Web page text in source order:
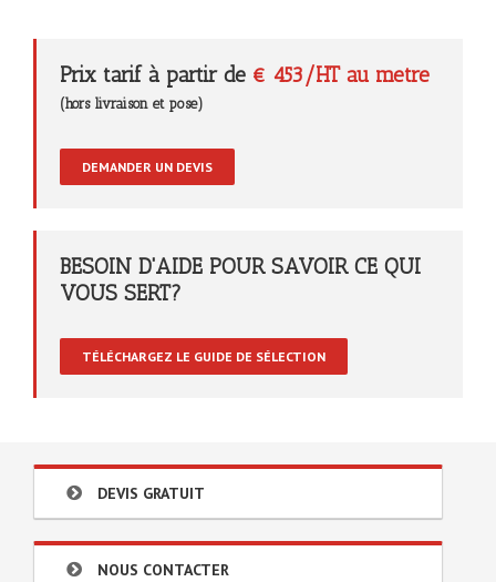
Prix tarif à partir de € 453/HT au metre
(hors livraison et pose)
DEMANDER UN DEVIS
BESOIN D'AIDE POUR SAVOIR CE QUI
VOUS SERT?
TÉLÉCHARGEZ LE GUIDE DE SÉLECTION
DEVIS GRATUIT
NOUS CONTACTER